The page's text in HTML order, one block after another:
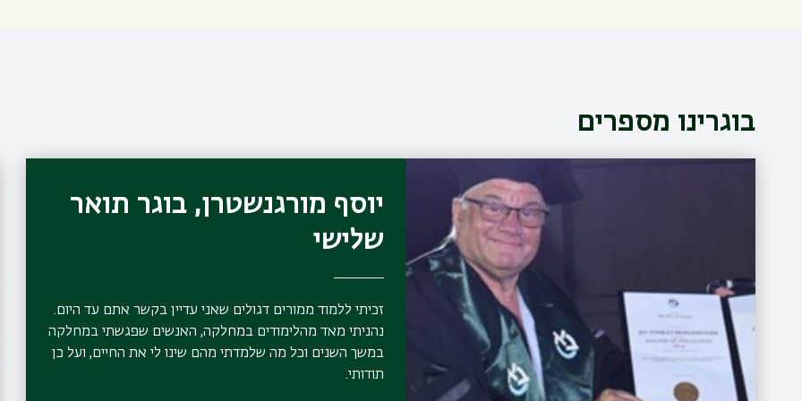
בוגרינו מספרים
יוסף מורגנשטרן, בוגר תואר
שלישי
זכיתי ללמוד ממורים דגולים שאני עדיין בקשר אתם עד היום.
נהניתי מאד מהלימודים במחלקה, האנשים שפגשתי במחלקה
במשך השנים וכל מה שלמדתי מהם שינו לי את החיים, ועל כן
תודותי.